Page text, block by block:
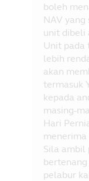
boleh
NAV
unit dibeli
Unit pada
lebih
akan
termasuk
kepada
masing-
Hari
menerima
Sila ambil
pelabur